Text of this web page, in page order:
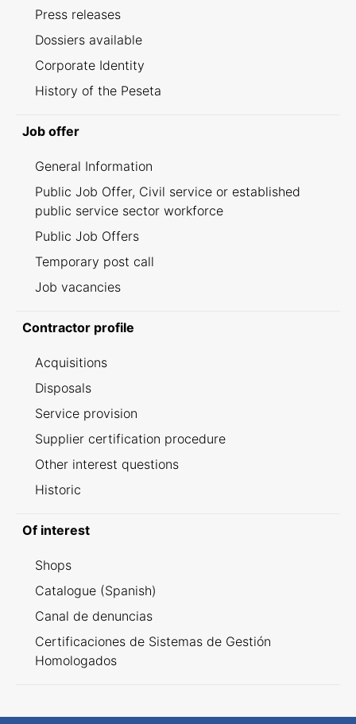
Press releases
Dossiers available
Corporate Identity
History of the Peseta
Job offer
General Information
Public Job Offer, Civil service or established
public service sector workforce
Public Job Offers
Temporary post call
Job vacancies
Contractor profile
Acquisitions
Disposals
Service provision
Supplier certification procedure
Other interest questions
Historic
Of interest
Shops
Catalogue (Spanish)
Canal de denuncias
Certificaciones de Sistemas de Gestión
Homologados